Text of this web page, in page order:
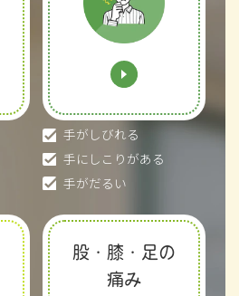
手がしびれる
手にしこりがある
手がだるい
股・膝・足の
痛み